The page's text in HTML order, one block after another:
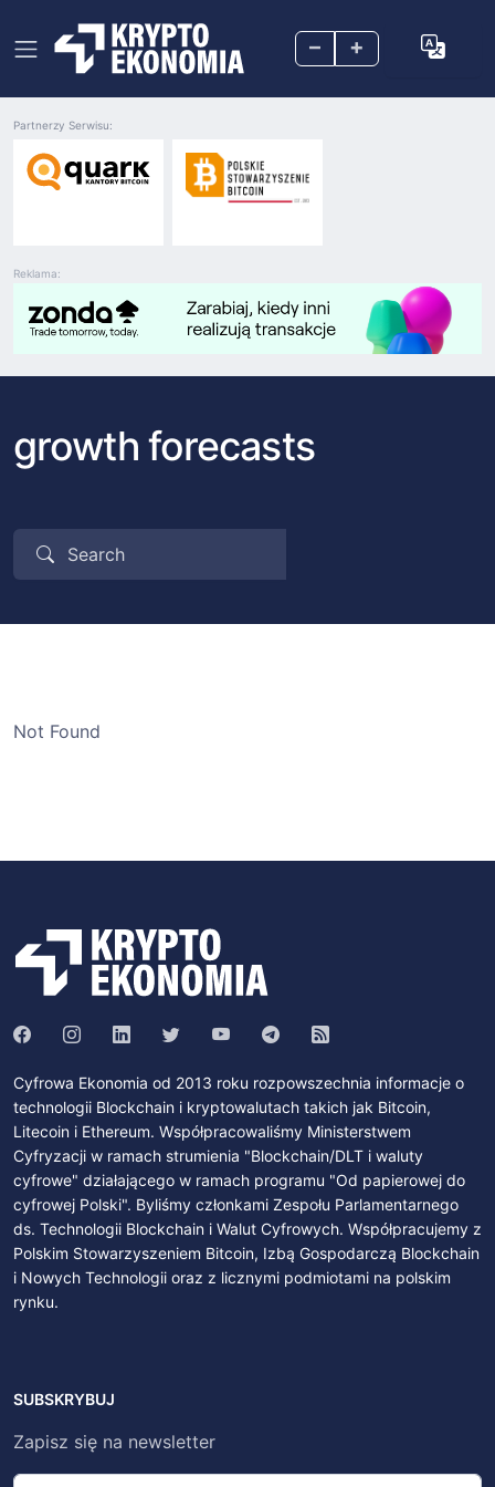
– +
Reklama:
Partnerzy Serwisu:
growth forecasts
Not Found
Cyfrowa Ekonomia od 2013 roku rozpowszechnia informacje o
technologii Blockchain i kryptowalutach takich jak Bitcoin,
Litecoin i Ethereum. Współpracowaliśmy Ministerstwem
Cyfryzacji w ramach strumienia "Blockchain/DLT i waluty
cyfrowe" działającego w ramach programu "Od papierowej do
cyfrowej Polski". Byliśmy członkami Zespołu Parlamentarnego
ds. Technologii Blockchain i Walut Cyfrowych. Współpracujemy z
Polskim Stowarzyszeniem Bitcoin, Izbą Gospodarczą Blockchain
i Nowych Technologii oraz z licznymi podmiotami na polskim
rynku.
SUBSKRYBUJ
Zapisz się na newsletter